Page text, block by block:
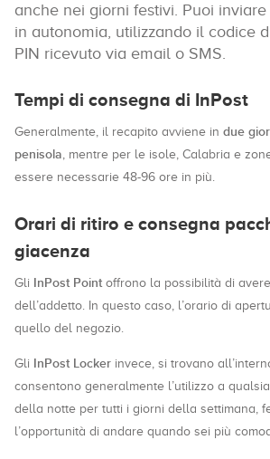
anche nei giorni festivi. Puoi
in autonomia, utilizzando il codice
PIN ricevuto via email o SMS.
Tempi di consegna di InPost
Generalmente, il recapito avviene in due
penisola, mentre per le isole, Calabria e
essere necessarie 48-96 ore in più.
Orari di ritiro e consegna
giacenza
Gli InPost Pointoffrono la possibilità di
dell’addetto. In questo caso, l’orario di
quello del negozio.
Gli InPost Locker invece, si trovano
consentono generalmente l’utilizzo a
della notte per tutti i giorni della settimana,
l’opportunità di andare quando sei più